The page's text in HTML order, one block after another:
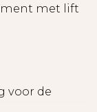
met lift
voor de